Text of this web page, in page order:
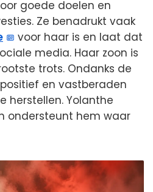
goede doelen en
Ze benadrukt vaak
voor haar is en laat dat
media. Haar zoon is
trots. Ondanks de
en vastberaden
herstellen. Yolanthe
ondersteunt hem waar